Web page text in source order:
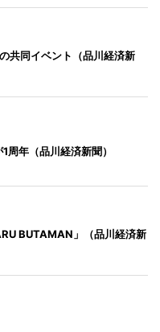
共同イベント（品川経済新
周年（品川経済新聞）
BUTAMAN」（品川経済新